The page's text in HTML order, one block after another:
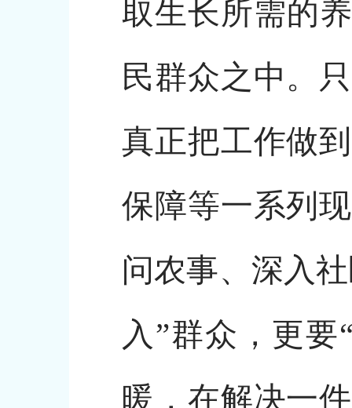
取生长所需的
民群众之中。
真正把工作做
保障等一系列
问农事、深入
入”群众，更
暖，在解决一